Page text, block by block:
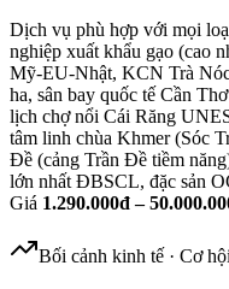
Dịch vụ phù hợp với mọi
nghiệp xuất khẩu gạo (cao
Mỹ-EU-Nhật, KCN Trà
ha, sân bay quốc tế Cần
lịch chợ nổi Cái Răng
tâm linh chùa Khmer (Sóc
Đề (cảng Trần Đề tiềm
lớn nhất ĐBSCL, đặc sản
Giá 1.290.000đ –
Bối cảnh kinh tế · Cơ